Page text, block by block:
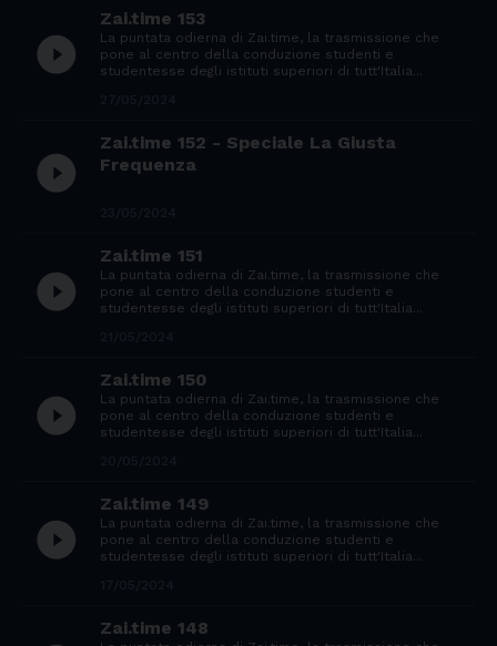
play_circle_filled
Zai.time 153
La puntata odierna di Zai.time, la trasmissione che
pone al centro della conduzione studenti e
studentesse degli istituti superiori di tutt'Italia...
play_circle_filled
Zai.time 152 - Speciale La Giusta
Frequenza
play_circle_filled
Zai.time 151
La puntata odierna di Zai.time, la trasmissione che
pone al centro della conduzione studenti e
studentesse degli istituti superiori di tutt'Italia...
play_circle_filled
Zai.time 150
La puntata odierna di Zai.time, la trasmissione che
pone al centro della conduzione studenti e
studentesse degli istituti superiori di tutt'Italia...
play_circle_filled
Zai.time 149
La puntata odierna di Zai.time, la trasmissione che
pone al centro della conduzione studenti e
studentesse degli istituti superiori di tutt'Italia...
Zai.time 148